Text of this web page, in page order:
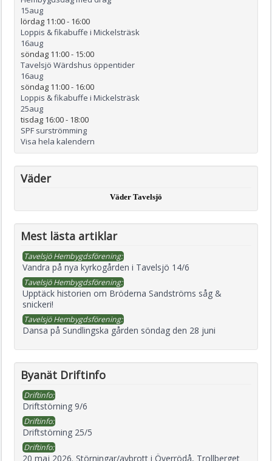
15aug
lördag 11:00- 16:00
Loppis & fikabuffe i Mickelsträsk
16aug
söndag 11:00- 15:00
Tavelsjö Wärdshus öppentider
16aug
söndag 11:00- 16:00
Loppis & fikabuffe i Mickelsträsk
25aug
tisdag 16:00- 18:00
SPF surströmming
Visa hela kalendern
Väder
Väder Tavelsjö
Mest lästa artiklar
Tavelsjö Hembygdsförening:
Vandra på nya kyrkogården i Tavelsjö 14/6
Tavelsjö Hembygdsförening:
Upptäck historien om Bröderna Sandströms såg &
snickeri!
Tavelsjö Hembygdsförening:
Dansa på Sundlingska gården söndag den 28 juni
Byanät Driftinfo
Driftinfo:
Driftstörning 9/6
Driftinfo:
Driftstörning 25/5
Driftinfo:
20 maj 2026. Störningar/avbrott i Överrödå, Trollberget